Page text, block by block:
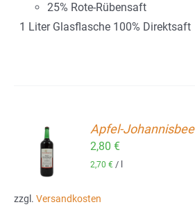
25% Rote-Rübensaft
1 Liter Glasflasche 100% Direktsaft
Apfel-
2,80€
2,70€ /
zzgl. Versandkosten